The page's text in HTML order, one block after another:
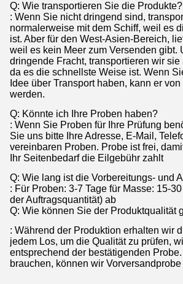
Q: Wie transportieren Sie die Produkte?
: Wenn Sie nicht dringend sind,
normalerweise mit dem Schiff, weil es
ist. Aber für den West-Asien-Bereich,
weil es kein Meer zum Versenden gibt.
dringende Fracht, transportieren wir sie
da es die schnellste Weise ist. Wenn
Idee über Transport haben, kann er
werden.
Q: Könnte ich Ihre Proben haben?
: Wenn Sie Proben für Ihre Prüfung
Sie uns bitte Ihre Adresse, E-Mail,
vereinbaren Proben. Probe ist frei,
Ihr Seitenbedarf die Eilgebühr zahlt
Q: Wie lang ist die Vorbereitungs- und
: Für Proben: 3-7 Tage für Masse: 15-
der Auftragsquantität) ab
Q: Wie können Sie der Produktqualität
: Während der Produktion erhalten wir
jedem Los, um die Qualität zu prüfen,
entsprechend der bestätigenden
brauchen, können wir